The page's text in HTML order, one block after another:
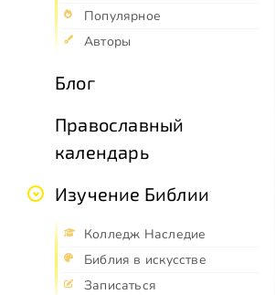
Популярное
Авторы
Блог
Православный
календарь
Изучение Библии
Колледж Наследие
Библия в искусстве
Записаться